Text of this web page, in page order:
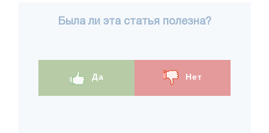
Была ли эта статья полезна?
Да Нет